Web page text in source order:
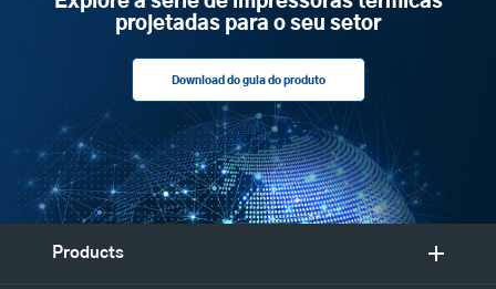
projetadas para o seu setor
Download do guia do produto
Products